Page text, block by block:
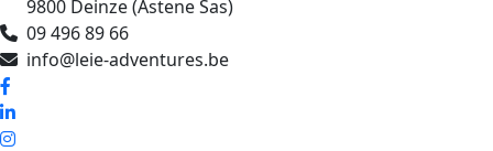
9800 Deinze (Astene Sas)
09 496 89 66
info@leie-adventures.be